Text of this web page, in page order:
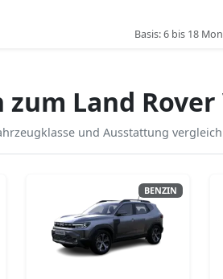
Basis: 6 bis 18
Land
und Ausstattung
BENZIN